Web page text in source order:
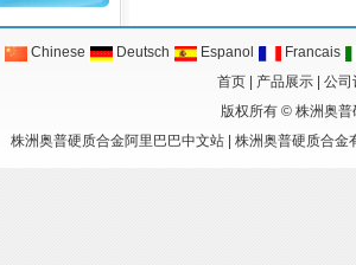
Chinese Deutsch Espanol
Francais
首页
产品展示
公司
版权所有 © 株洲奥普
株洲奥普硬质合金阿里巴巴中文站| 株洲奥普硬质合金